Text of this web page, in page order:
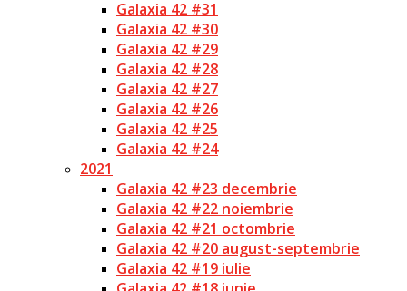
Galaxia 42 #31
Galaxia 42 #30
Galaxia 42 #29
Galaxia 42 #28
Galaxia 42 #27
Galaxia 42 #26
Galaxia 42 #25
Galaxia 42 #24
2021
Galaxia 42 #23 decembrie
Galaxia 42 #22 noiembrie
Galaxia 42 #21 octombrie
Galaxia 42 #20 august-septembrie
Galaxia 42 #19 iulie